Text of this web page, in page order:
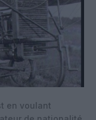
en voulant